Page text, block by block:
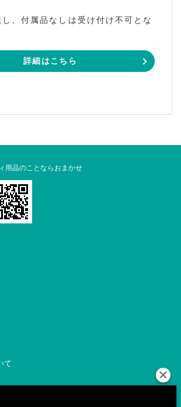
、付属品なしは受け付け不可とな
詳細はこちら
用品のことならおまかせ
て